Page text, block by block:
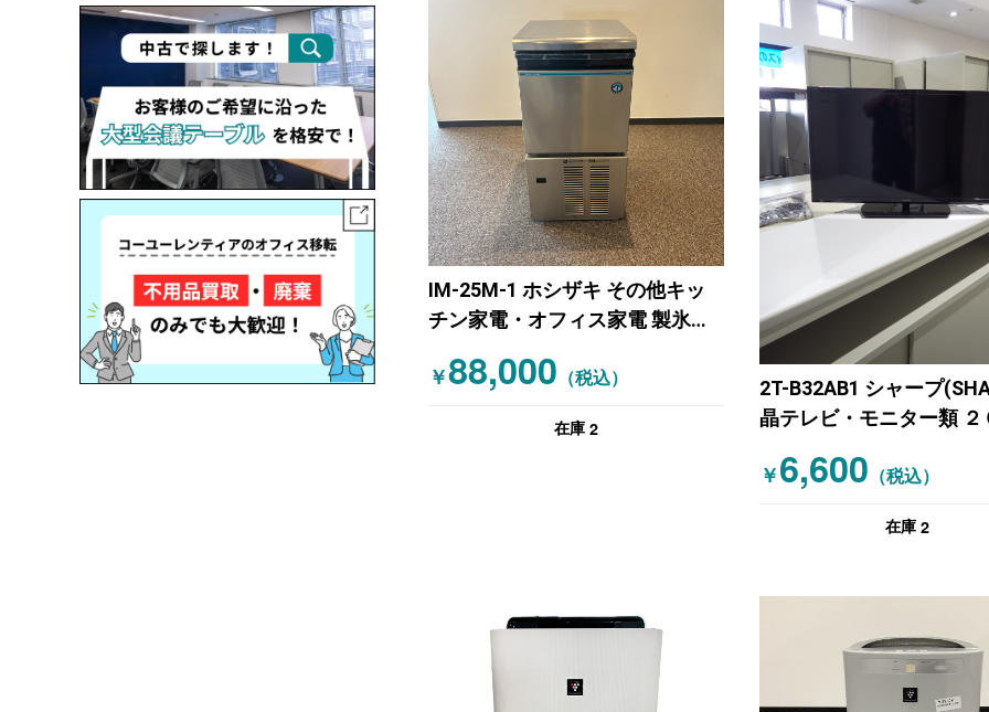
IM-25M-1 ホシザキ その他キッ
チン家電・オフィス家電 製氷
￥88,000 （税込）
在庫 2
2T-B32AB1 シャープ
晶テレビ・モニター類 ２
￥6,600 （税込）
在庫 2